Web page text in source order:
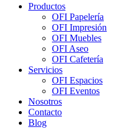
Productos
OFI Papelería
OFI Impresión
OFI Muebles
OFI Aseo
OFI Cafetería
Servicios
OFI Espacios
OFI Eventos
Nosotros
Contacto
Blog